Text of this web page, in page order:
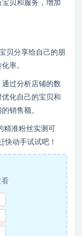
贝和服务，增加
贝分享给自己的朋
率。
过分析店铺的数
化自己的宝贝和
销售额。
精准粉丝实测可
快动手试试吧！
看